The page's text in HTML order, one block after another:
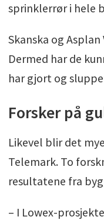
sprinklerrør i hele
Skanska og
Dermed har de
har gjort og
Forsker på
Likevel blir det
Telemark. To
resultatene fra
– I Lowex-